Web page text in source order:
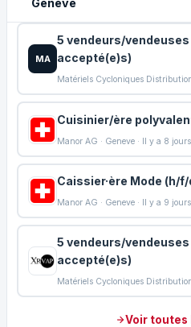
Genève
MA
5 vendeurs/
accepté(e)s)
Matériels Cycloniques
Cuisinier/ère
Manor AG · Geneve · Il y a 8 jours
Caissier·ère Mode (h/f/
Manor AG · Geneve · Il y a 9 jours
5 vendeurs/
accepté(e)s)
Matériels Cycloniques
Voir toutes